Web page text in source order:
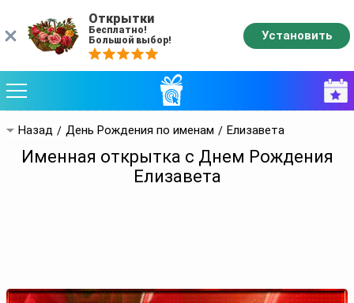
Назад День Рождения по именам Елизавета
Именная открытка с Днем Рождения
Елизавета
Открытки
Бесплатно!
Большой выбор!
Установить